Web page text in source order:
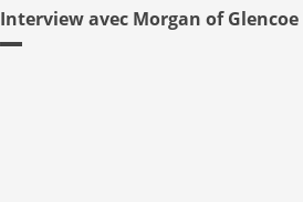
Interview avec Morgan of Glencoe